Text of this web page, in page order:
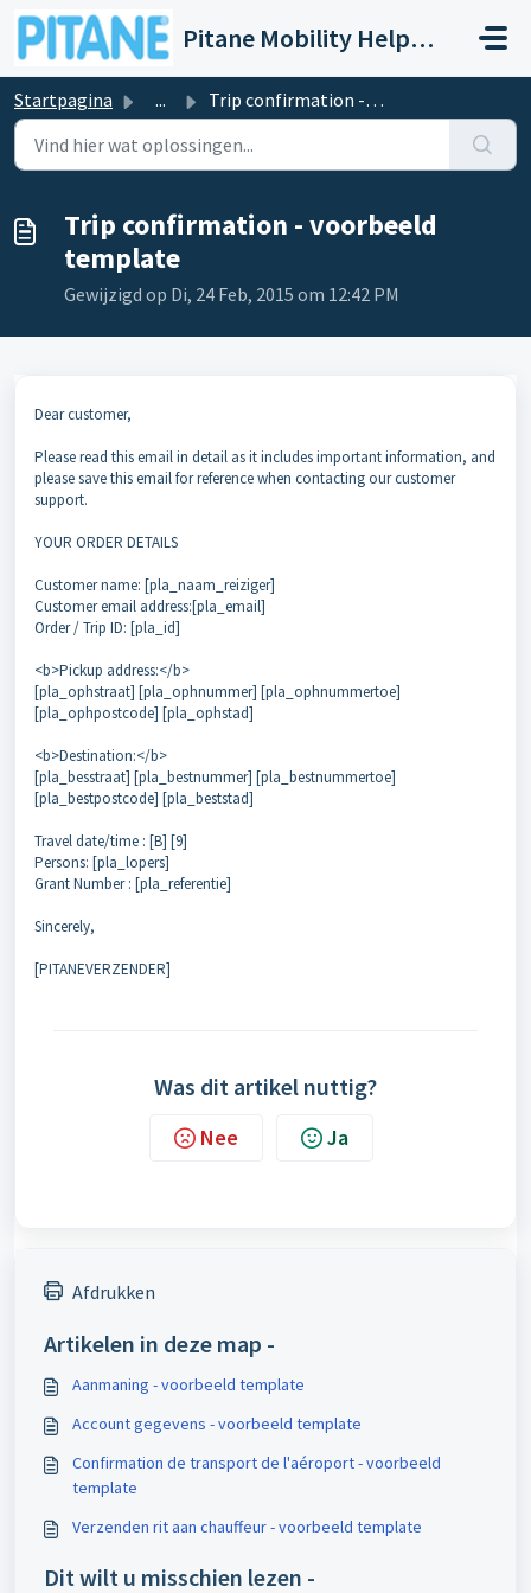
Doorgaan naar hoofdinhoud
Pitane Mobility Help- en Servicedesk
Startpagina ... Trip confirmation - voorbeeld template
Trip confirmation - voorbeeld
template
Gewijzigd op Di, 24 Feb, 2015 om 12:42 PM
Dear customer,
Please read this email in detail as it includes important information, and
please save this email for reference when contacting our customer
support.
YOUR ORDER DETAILS
Customer name: [pla_naam_reiziger]
Customer email address:[pla_email]
Order / Trip ID: [pla_id]
<b>Pickup address:</b>
[pla_ophstraat] [pla_ophnummer] [pla_ophnummertoe]
[pla_ophpostcode] [pla_ophstad]
<b>Destination:</b>
[pla_besstraat] [pla_bestnummer] [pla_bestnummertoe]
[pla_bestpostcode] [pla_beststad]
Travel date/time : [B] [9]
Persons: [pla_lopers]
Grant Number : [pla_referentie]
Sincerely,
[PITANEVERZENDER]
Was dit artikel nuttig?
Nee Ja
Afdrukken
Artikelen in deze map -
Aanmaning - voorbeeld template
Account gegevens - voorbeeld template
Confirmation de transport de l'aéroport - voorbeeld
template
Verzenden rit aan chauffeur - voorbeeld template
Dit wilt u misschien lezen -